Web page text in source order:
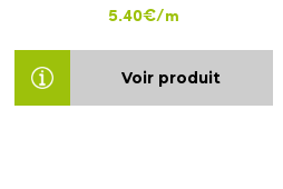
5.40€/m
Voir produit